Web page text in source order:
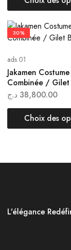
30%
ads 01
Jakamen Costume
Combinée / Gilet
38,800.00 د.ج
Choix des
L'élégance